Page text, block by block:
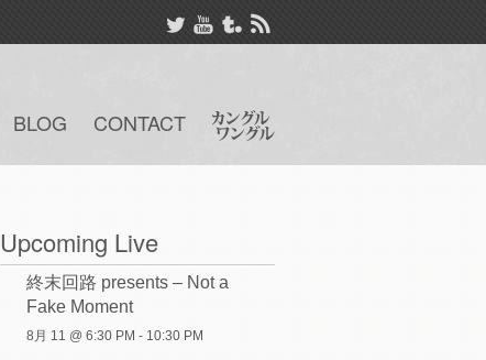
BLOG CONTACT
Upcoming Live
終末回路 presents – Not a
Fake Moment
8月 11 @ 6:30 PM - 10:30 PM